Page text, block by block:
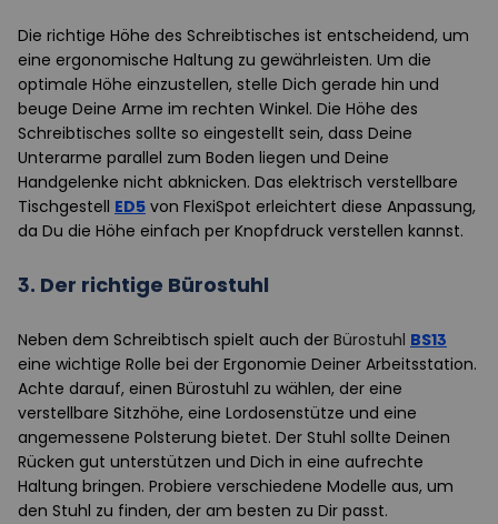
Die richtige Höhe des Schreibtisches ist entscheidend, um
eine ergonomische Haltung zu gewährleisten. Um die
optimale Höhe einzustellen, stelle Dich gerade hin und
beuge Deine Arme im rechten Winkel. Die Höhe des
Schreibtisches sollte so eingestellt sein, dass Deine
Unterarme parallel zum Boden liegen und Deine
Handgelenke nicht abknicken. Das elektrisch verstellbare
Tischgestell ED5 von FlexiSpot erleichtert diese Anpassung,
da Du die Höhe einfach per Knopfdruck verstellen kannst.
3. Der richtige Bürostuhl
Neben dem Schreibtisch spielt auch der Bürostuhl BS13
eine wichtige Rolle bei der Ergonomie Deiner Arbeitsstation.
Achte darauf, einen Bürostuhl zu wählen, der eine
verstellbare Sitzhöhe, eine Lordosenstütze und eine
angemessene Polsterung bietet. Der Stuhl sollte Deinen
Rücken gut unterstützen und Dich in eine aufrechte
Haltung bringen. Probiere verschiedene Modelle aus, um
den Stuhl zu finden, der am besten zu Dir passt.